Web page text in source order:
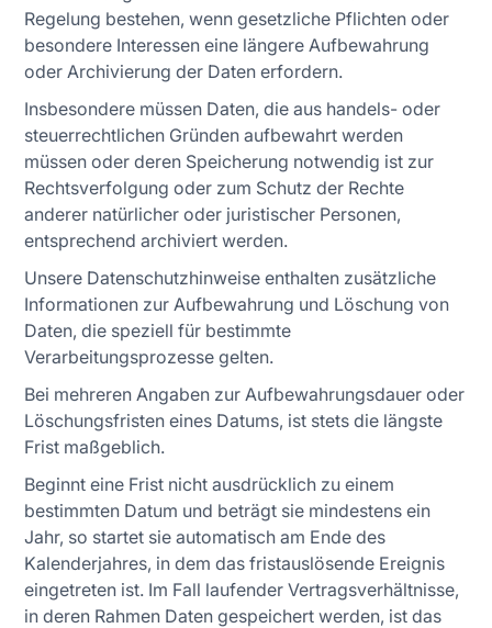
Regelung bestehen, wenn gesetzliche Pflichten oder
besondere Interessen eine längere Aufbewahrung
oder Archivierung der Daten erfordern.
Insbesondere müssen Daten, die aus handels- oder
steuerrechtlichen Gründen aufbewahrt werden
müssen oder deren Speicherung notwendig ist zur
Rechtsverfolgung oder zum Schutz der Rechte
anderer natürlicher oder juristischer Personen,
entsprechend archiviert werden.
Unsere Datenschutzhinweise enthalten zusätzliche
Informationen zur Aufbewahrung und Löschung von
Daten, die speziell für bestimmte
Verarbeitungsprozesse gelten.
Bei mehreren Angaben zur Aufbewahrungsdauer oder
Löschungsfristen eines Datums, ist stets die längste
Frist maßgeblich.
Beginnt eine Frist nicht ausdrücklich zu einem
bestimmten Datum und beträgt sie mindestens ein
Jahr, so startet sie automatisch am Ende des
Kalenderjahres, in dem das fristauslösende Ereignis
eingetreten ist. Im Fall laufender Vertragsverhältnisse,
in deren Rahmen Daten gespeichert werden, ist das